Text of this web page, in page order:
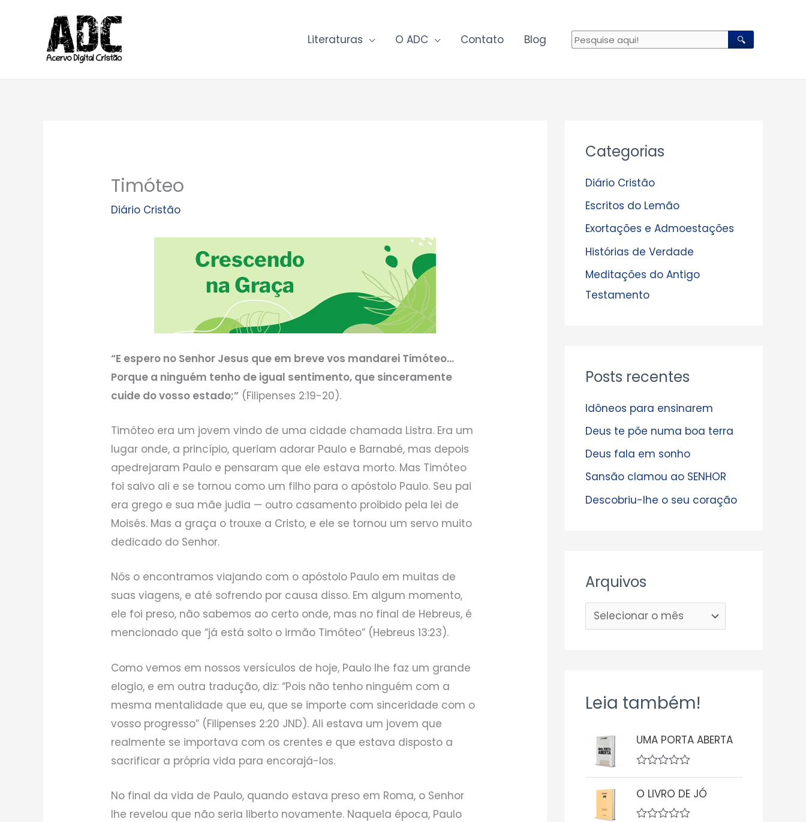
conteúdo
Literaturas O ADC Contato Blog 🔍
Timóteo
Diário Cristão
“E espero no Senhor Jesus que em breve vos mandarei Timóteo…
Porque a ninguém tenho de igual sentimento, que sinceramente
cuide do vosso estado;” (Filipenses 2:19-20).
Timóteo era um jovem vindo de uma cidade chamada Listra. Era um
lugar onde, a princípio, queriam adorar Paulo e Barnabé, mas depois
apedrejaram Paulo e pensaram que ele estava morto. Mas Timóteo
foi salvo ali e se tornou como um filho para o apóstolo Paulo. Seu pai
era grego e sua mãe judia — outro casamento proibido pela lei de
Moisés. Mas a graça o trouxe a Cristo, e ele se tornou um servo muito
dedicado do Senhor.
Nós o encontramos viajando com o apóstolo Paulo em muitas de
suas viagens, e até sofrendo por causa disso. Em algum momento,
ele foi preso, não sabemos ao certo onde, mas no final de Hebreus, é
mencionado que “já está solto o irmão Timóteo” (Hebreus 13:23).
Como vemos em nossos versículos de hoje, Paulo lhe faz um grande
elogio, e em outra tradução, diz: “Pois não tenho ninguém com a
mesma mentalidade que eu, que se importe com sinceridade com o
vosso progresso” (Filipenses 2:20 JND). Ali estava um jovem que
realmente se importava com os crentes e que estava disposto a
sacrificar a própria vida para encorajá-los.
No final da vida de Paulo, quando estava preso em Roma, o Senhor
lhe revelou que não seria liberto novamente. Naquela época, Paulo
Categorias
Diário Cristão
Escritos do Lemão
Exortações e Admoestações
Histórias de Verdade
Meditações do Antigo
Testamento
Posts recentes
Idôneos para ensinarem
Deus te põe numa boa terra
Deus fala em sonho
Sansão clamou ao SENHOR
Descobriu-lhe o seu coração
Arquivos
r
u
i
v
o
s
Leia também!
UMA PORTA ABERTA
A
a
i
O LIVRO DE JÓ